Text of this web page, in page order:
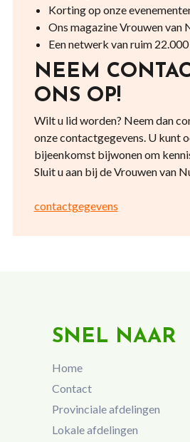
Korting op onze
Ons magazine Vrouwen van
Een netwerk van ruim
NEEM
ONS OP!
Wilt u lid worden? Neem dan
onze contactgegevens. U kunt
bijeenkomst bijwonen om
Sluit u aan bij de Vrouwen van
contactgegevens
SNEL NAAR
Home
Contact
Provinciale afdelingen
Lokale afdelingen